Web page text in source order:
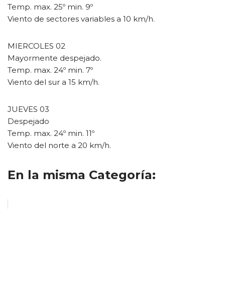
Temp. max. 25º min. 9º
Viento de sectores variables a 10 km/h.
MIERCOLES 02
Mayormente despejado.
Temp. max. 24º min. 7º
Viento del sur a 15 km/h.
JUEVES 03
Despejado
Temp. max. 24º min. 11º
Viento del norte a 20 km/h.
En la misma Categoría: